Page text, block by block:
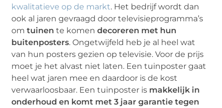
kwalitatieve op de markt. Het bedrijf wordt dan
ook al jaren gevraagd door televisieprogramma’s
omtuinen te komendecoreren met hun
buitenposters. Ongetwijfeld heb je al heel wat
van hun posters gezien op televisie. Voor de prijs
moet je het alvast niet laten. Een tuinposter gaat
heel wat jaren mee en daardoor is de kost
verwaarloosbaar. Een tuinposter is makkelijk in
onderhoud en komt met 3 jaar garantie tegen